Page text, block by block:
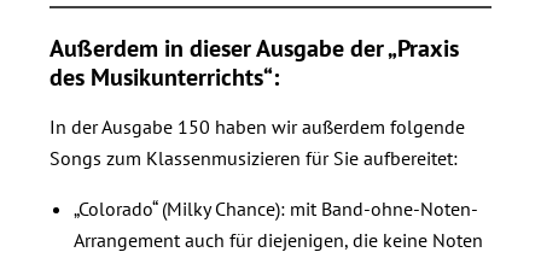
Außerdem in dieser Ausgabe der „Praxis
des Musikunterrichts“:
In der Ausgabe 150 haben wir außerdem folgende
Songs zum Klassenmusizieren für Sie aufbereitet:
„Colorado“ (Milky Chance): mit Band-ohne-Noten-
Arrangement auch für diejenigen, die keine Noten